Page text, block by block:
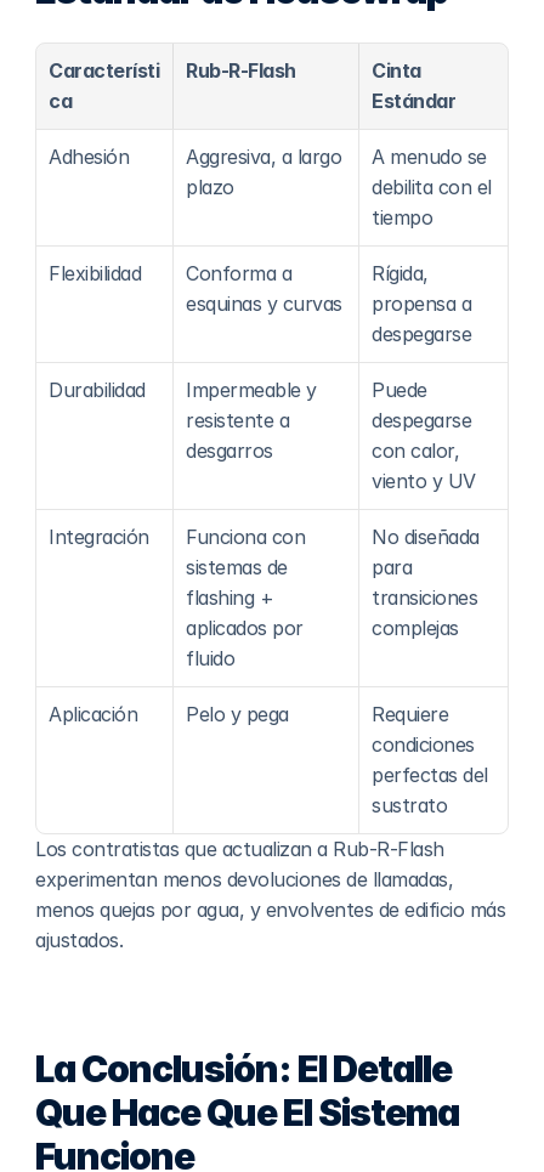
Característi
ca
Rub-R-Flash
Cinta
Estándar
Adhesión
Aggresiva, a largo
plazo
A menudo se
debilita con el
tiempo
Flexibilidad
Conforma a
esquinas y curvas
Rígida,
propensa a
despegarse
Durabilidad
Impermeable y
resistente a
desgarros
Puede
despegarse
con calor,
viento y UV
Integración
Funciona con
sistemas de
flashing +
aplicados por
fluido
No diseñada
para
transiciones
complejas
Aplicación Pelo y pega
Requiere
condiciones
perfectas del
sustrato
Los contratistas que actualizan a Rub-R-Flash
experimentan menos devoluciones de llamadas,
menos quejas por agua, y envolventes de edificio más
ajustados.
La Conclusión: El Detalle
Que Hace Que El Sistema
Funcione